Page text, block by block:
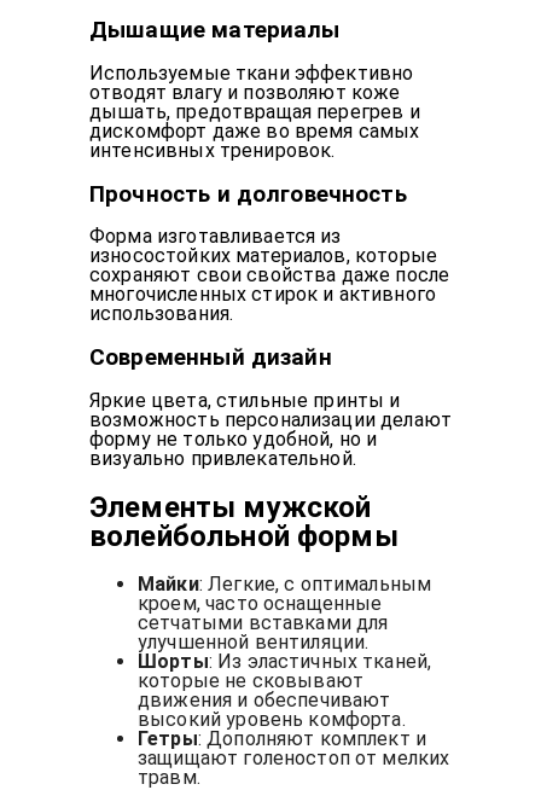
Дышащие материалы
Используемые ткани эффективно
отводят влагу и позволяют коже
дышать, предотвращая перегрев и
дискомфорт даже во время самых
интенсивных тренировок.
Прочность и долговечность
Форма изготавливается из
износостойких материалов, которые
сохраняют свои свойства даже после
многочисленных стирок и активного
использования.
Современный дизайн
Яркие цвета, стильные принты и
возможность персонализации делают
форму не только удобной, но и
визуально привлекательной.
Элементы мужской
волейбольной формы
Майки: Легкие, с оптимальным
кроем, часто оснащенные
сетчатыми вставками для
улучшенной вентиляции.
Шорты: Из эластичных тканей,
которые не сковывают
движения и обеспечивают
высокий уровень комфорта.
Гетры: Дополняют комплект и
защищают голеностоп от мелких
травм.